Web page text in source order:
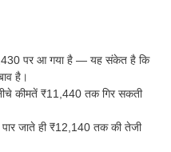
पर आ गया है — यह संकेत है कि
है।
कीमतें ₹11,440 तक गिर सकती
जाते ही ₹12,140 तक की तेजी